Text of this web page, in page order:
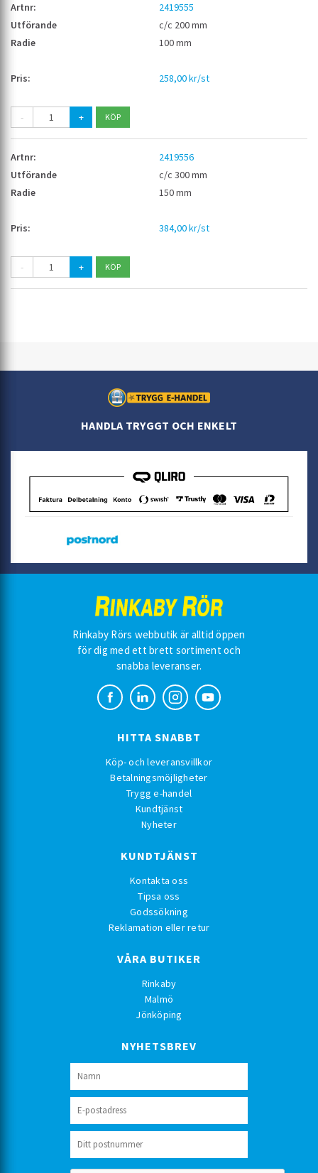
2419555
c/c 200 mm
100 mm
258,00 kr/st
- +
2419556
c/c 300 mm
150 mm
384,00 kr/st
- +
HANDLA TRYGGT OCH ENKELT
Rinkaby Rörs webbutik är alltid öppen
för dig med ett brett sortiment och
snabba leveranser.
HITTA SNABBT
Köp- och leveransvillkor
Betalningsmöjligheter
Trygg e-handel
Kundtjänst
Nyheter
KUNDTJÄNST
Kontakta oss
Tipsa oss
Godssökning
Reklamation eller retur
VÅRA BUTIKER
Rinkaby
Malmö
Jönköping
NYHETSBREV